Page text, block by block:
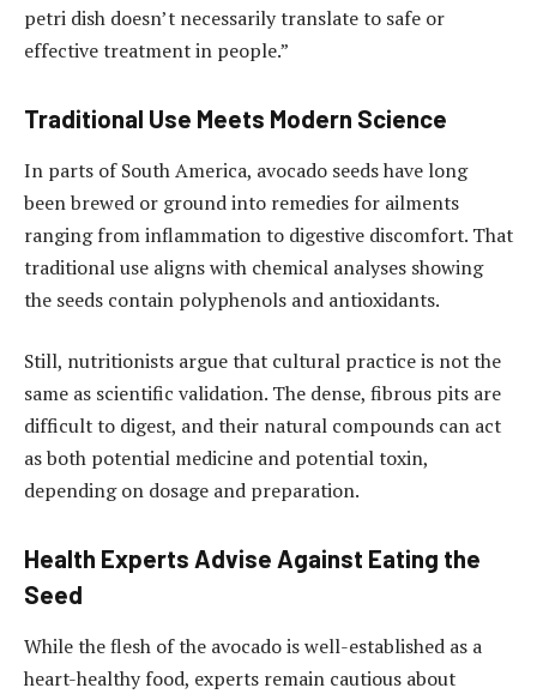
petri dish doesn’t necessarily translate to safe or
effective treatment in people.”
Traditional Use Meets Modern Science
In parts of South America, avocado seeds have long
been brewed or ground into remedies for ailments
ranging from inflammation to digestive discomfort. That
traditional use aligns with chemical analyses showing
the seeds contain polyphenols and antioxidants.
Still, nutritionists argue that cultural practice is not the
same as scientific validation. The dense, fibrous pits are
difficult to digest, and their natural compounds can act
as both potential medicine and potential toxin,
depending on dosage and preparation.
Health Experts Advise Against Eating the
Seed
While the flesh of the avocado is well-established as a
heart-healthy food, experts remain cautious about